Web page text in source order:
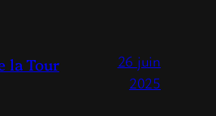
la Tour
26 juin
2025